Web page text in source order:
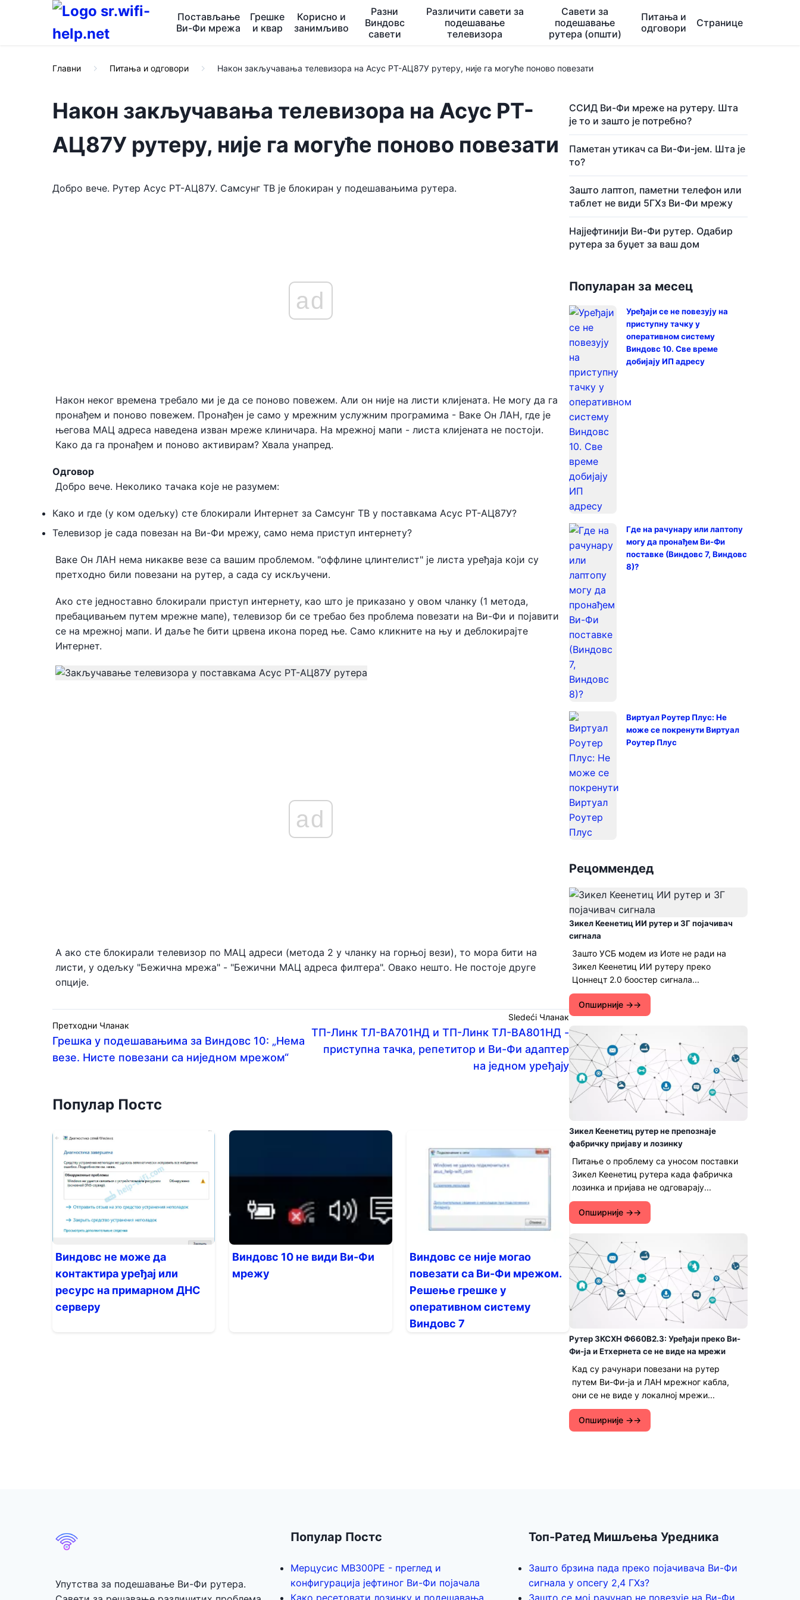
Постављање
Ви-Фи мрежа
Грешке
и квар
Корисно и
занимљиво
Разни
Виндовс
савети
Различити савети за
подешавање
телевизора
Савети за
подешавање
рутера (општи)
Питања и
одговори
Странице
Главни Питања и одговори Након закључавања телевизора на Асус РТ-АЦ87У рутеру, није га могуће поново повезати
Након закључавања телевизора на Асус РТ-
АЦ87У рутеру, није га могуће поново повезати
Добро вече. Рутер Асус РТ-АЦ87У. Самсунг ТВ је блокиран у подешавањима рутера.
ad
Након неког времена требало ми је да се поново повежем. Али он није на листи клијената. Не могу да га
пронађем и поново повежем. Пронађен је само у мрежним услужним програмима - Ваке Он ЛАН, где је
његова МАЦ адреса наведена изван мреже клиничара. На мрежној мапи - листа клијената не постоји.
Како да га пронађем и поново активирам? Хвала унапред.
Одговор
Добро вече. Неколико тачака које не разумем:
Како и где (у ком одељку) сте блокирали Интернет за Самсунг ТВ у поставкама Асус РТ-АЦ87У?
Телевизор је сада повезан на Ви-Фи мрежу, само нема приступ интернету?
Ваке Он ЛАН нема никакве везе са вашим проблемом. "оффлине цлинтелист" је листа уређаја који су
претходно били повезани на рутер, а сада су искључени.
Ако сте једноставно блокирали приступ интернету, као што је приказано у овом чланку (1 метода,
пребацивањем путем мрежне мапе), телевизор би се требао без проблема повезати на Ви-Фи и појавити
се на мрежној мапи. И даље ће бити црвена икона поред ње. Само кликните на њу и деблокирајте
Интернет.
ad
А ако сте блокирали телевизор по МАЦ адреси (метода 2 у чланку на горњој вези), то мора бити на
листи, у одељку "Бежична мрежа" - "Бежични МАЦ адреса филтера". Овако нешто. Не постоје друге
опције.
Претходни Чланак
Грешка у подешавањима за Виндовс 10: „Нема
везе. Нисте повезани са ниједном мрежом“
Sledeći Чланак
ТП-Линк ТЛ-ВА701НД и ТП-Линк ТЛ-ВА801НД ​​-
приступна тачка, репетитор и Ви-Фи адаптер
на једном уређају
Популар Постс
Виндовс не може да
контактира уређај или
ресурс на примарном ДНС
серверу
Виндовс 10 не види Ви-Фи
мрежу
Виндовс се није могао
повезати са Ви-Фи мрежом.
Решење грешке у
оперативном систему
Виндовс 7
ССИД Ви-Фи мреже на рутеру. Шта
је то и зашто је потребно?
Паметан утикач са Ви-Фи-јем. Шта је
то?
Зашто лаптоп, паметни телефон или
таблет не види 5ГХз Ви-Фи мрежу
Најјефтинији Ви-Фи рутер. Одабир
рутера за буџет за ваш дом
Популаран за месец
Уређаји се не повезују на
приступну тачку у
оперативном систему
Виндовс 10. Све време
добијају ИП адресу
Где на рачунару или лаптопу
могу да пронађем Ви-Фи
поставке (Виндовс 7, Виндовс
8)?
Виртуал Роутер Плус: Не
може се покренути Виртуал
Роутер Плус
Рецоммендед
Зикел Кеенетиц ИИ рутер и 3Г појачивач
сигнала
Зашто УСБ модем из Иоте не ради на
Зикел Кеенетиц ИИ рутеру преко
Цоннецт 2.0 боостер сигнала...
Опширније →
Зикел Кеенетиц рутер не препознаје
фабричку пријаву и лозинку
Питање о проблему са уносом поставки
Зикел Кеенетиц рутера када фабричка
лозинка и пријава не одговарају...
Опширније →
Рутер ЗКСХН Ф660В2.3: Уређаји преко Ви-
Фи-ја и Етхернета се не виде на мрежи
Кад су рачунари повезани на рутер
путем Ви-Фи-ја и ЛАН мрежног кабла,
они се не виде у локалној мрежи...
Опширније →
Упутства за подешавање Ви-Фи рутера.
Популар Постс
Мерцусис МВ300РЕ - преглед и
конфигурација јефтиног Ви-Фи појачала
Како ресетовати лозинку и подешавања
Топ-Ратед Мишљења Уредника
Зашто брзина пада преко појачивача Ви-Фи
сигнала у опсегу 2,4 ГХз?
Зашто се мој рачунар не повезује на Ви-Фи